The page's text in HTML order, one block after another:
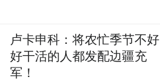
卢卡申科：将农忙季节不好
好干活的人都发配边疆充
军！